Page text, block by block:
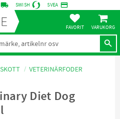
local_shipping SWISH SVEA credit_card
FAVORITER
VETERINÄRFODER
Diet Dog